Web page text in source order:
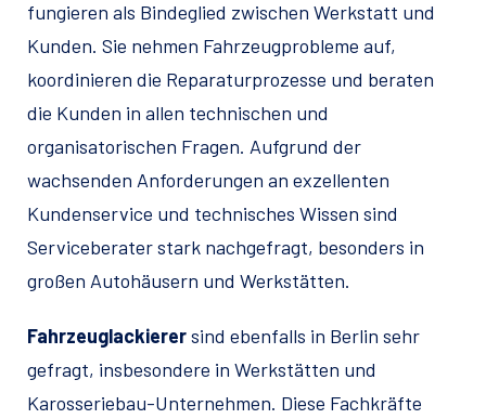
fungieren als Bindeglied zwischen Werkstatt und
Kunden. Sie nehmen Fahrzeugprobleme auf,
koordinieren die Reparaturprozesse und beraten
die Kunden in allen technischen und
organisatorischen Fragen. Aufgrund der
wachsenden Anforderungen an exzellenten
Kundenservice und technisches Wissen sind
Serviceberater stark nachgefragt, besonders in
großen Autohäusern und Werkstätten.
Fahrzeuglackierersind ebenfalls in Berlin sehr
gefragt, insbesondere in Werkstätten und
Karosseriebau-Unternehmen. Diese Fachkräfte